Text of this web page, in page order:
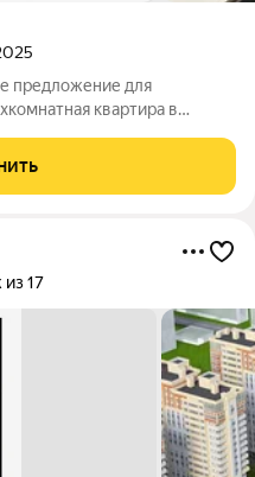
предложение для
на 4 этаже 17-
из 17